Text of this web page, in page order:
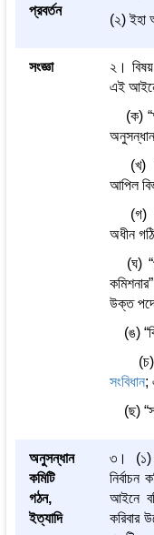
প্রবর্তন
(২) ইহা
সংজ্ঞা ২।
এই
(ক)
(খ)
আপিল
(গ)
অধীন
(ঘ)
উক্ত
(ঙ)
(চ)
সংবিধান;
(ছ)
অনুসন্ধান
কমিটি
গঠন,
ইত্যাদি
৩। (১)
আইনে
করিবার